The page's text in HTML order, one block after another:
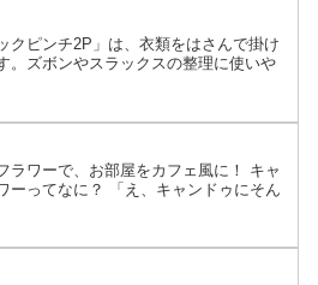
クピンチ2P」は、衣類をはさんで掛け
。ズボンやスラックスの整理に使いや
ラワーで、お部屋をカフェ風に！ キャ
ーってなに？ 「え、キャンドゥにそん